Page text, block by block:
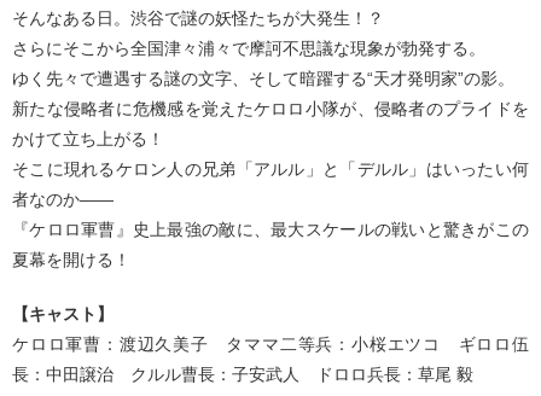
そんなある日。渋谷で謎の妖怪たちが大発生！？
さらにそこから全国津々浦々で摩訶不思議な現象が勃発する。
ゆく先々で遭遇する謎の文字、そして暗躍する“天才発明家”の影。
新たな侵略者に危機感を覚えたケロロ小隊が、侵略者のプライドを
かけて立ち上がる！
そこに現れるケロン人の兄弟「アルル」と「デルル」はいったい何
者なのか――
『ケロロ軍曹』史上最強の敵に、最大スケールの戦いと驚きがこの
夏幕を開ける！
【キャスト】
ケロロ軍曹：渡辺久美子 タママ二等兵：小桜エツコ ギロロ伍
長：中田譲治 クルル曹長：子安武人 ドロロ兵長：草尾 毅